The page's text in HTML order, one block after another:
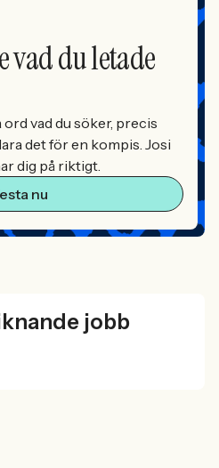
vad du letade
vad du söker, precis
det för en kompis. Josi
dig på riktigt.
nu
jobb